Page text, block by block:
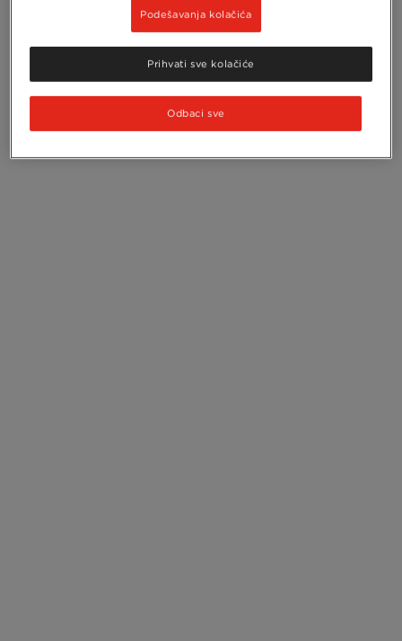
Podešavanja kolačića
Odbaci sve
Prihvati sve kolačiće